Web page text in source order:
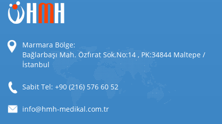
Marmara Bölge:
Bağlarbaşı Mah. Özfırat Sok.No:14 , PK:34844 Maltepe /
İstanbul
Sabit Tel: +90 (216) 576 60 52